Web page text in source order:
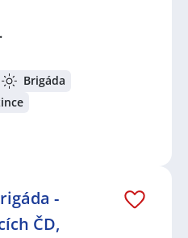
Brigáda
-
ČD,